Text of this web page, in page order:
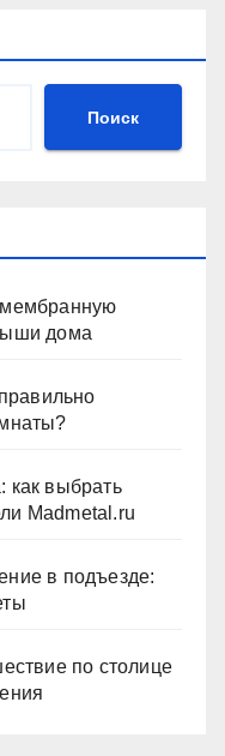
Поиск
мембранную
дома
как выбрать
Madmetal.ru
в подъезде:
по столице